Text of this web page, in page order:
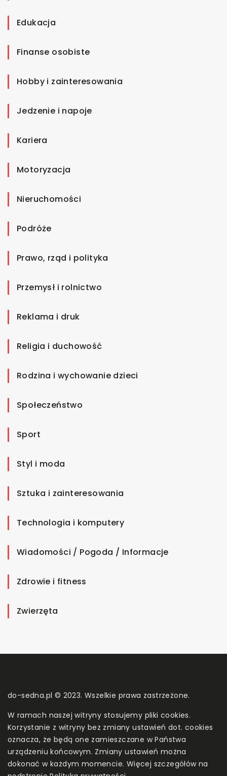
Edukacja
Finanse osobiste
Hobby i zainteresowania
Jedzenie i napoje
Kariera
Motoryzacja
Nieruchomości
Podróże
Prawo, rząd i polityka
Przemysł i rolnictwo
Reklama i druk
Religia i duchowość
Rodzina i wychowanie dzieci
Społeczeństwo
Sport
Styl i moda
Sztuka i zainteresowania
Technologia i komputery
Wiadomości / Pogoda / Informacje
Zdrowie i fitness
Zwierzęta
do-sedna.pl © 2023. Wszelkie prawa zastrzeżone.
W ramach naszej witryny stosujemy pliki cookies.
Korzystanie z witryny bez zmiany ustawień dot. cookies
oznacza, że będą one zamieszczane w Państwa
urządzeniu końcowym. Zmiany ustawień można
dokonać w każdym momencie. Więcej szczegółów na